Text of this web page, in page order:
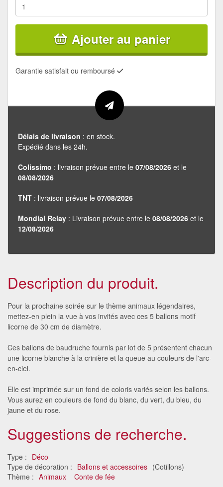
Ajouter au panier
Garantie satisfait ou remboursé
Délais de livraison : en stock.
Expédié dans les 24h.
Colissimo : livraison prévue entre le 07/08/2026 et le
08/08/2026
TNT : livraison prévue le 07/08/2026
Mondial Relay : Livraison prévue entre le 08/08/2026 et le
12/08/2026
Description du produit.
Pour la prochaine soirée sur le thème animaux légendaires,
mettez-en plein la vue à vos invités avec ces 5 ballons motif
licorne de 30 cm de diamètre.
Ces ballons de baudruche fournis par lot de 5 présentent chacun
une licorne blanche à la crinière et la queue au couleurs de l'arc-
en-ciel.
Elle est imprimée sur un fond de coloris variés selon les ballons.
Vous aurez en couleurs de fond du blanc, du vert, du bleu, du
jaune et du rose.
Suggestions de recherche.
Type : Déco
Type de décoration : Ballons et accessoires (Cotillons)
Thème : Animaux Conte de fée